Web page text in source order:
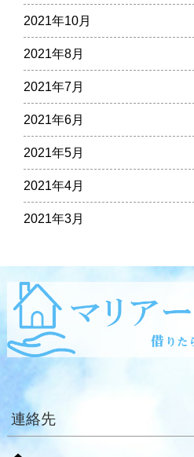
2021年10月
2021年8月
2021年7月
2021年6月
2021年5月
2021年4月
2021年3月
連絡先